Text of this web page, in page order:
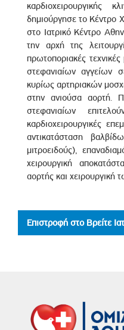
δημιούργησε το Κέντρο
στο Ιατρικό Κέντρο
την αρχή της
πρωτοποριακές
στεφανιαίων αγγείων
κυρίως αρτηριακών
στην ανιούσα αορτή.
στεφανιαίων
καρδιοχειρουργικές
αντικατάσταση
μιτροειδούς),
χειρουργική
αορτής και χειρουργική
Επιστροφή στο Βρείτε